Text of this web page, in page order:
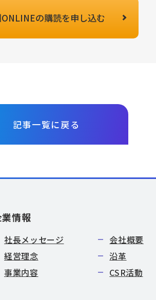
の購読を申し込む
記事一覧に戻る
情報
社長メッセージ
会社概要
経営理念
沿革
事業内容
CSR活動